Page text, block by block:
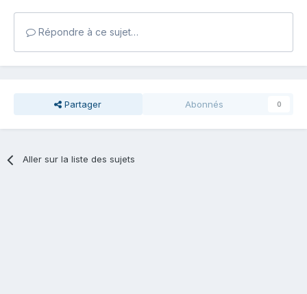
Répondre à ce sujet…
Partager Abonnés 0
Aller sur la liste des sujets